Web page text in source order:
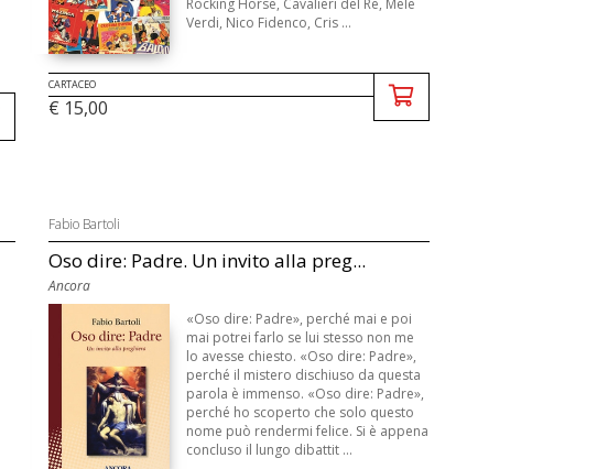
Rocking Horse, Cavalieri del Re, Mele
Verdi, Nico Fidenco, Cris ...
CARTACEO
€ 15,00
Fabio Bartoli
Oso dire: Padre. Un invito alla preg...
Ancora
«Oso dire: Padre», perché mai e poi
mai potrei farlo se lui stesso non me
lo avesse chiesto. «Oso dire: Padre»,
perché il mistero dischiuso da questa
parola è immenso. «Oso dire: Padre»,
perché ho scoperto che solo questo
nome può rendermi felice. Si è appena
concluso il lungo dibattit ...